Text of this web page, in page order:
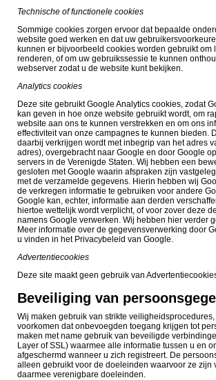
Technische of functionele cookies
Sommige cookies zorgen ervoor dat bepaalde
website goed werken en dat uw
kunnen er bijvoorbeeld cookies worden gebruikt om
renderen, of om uw gebruikssessie te kunnen
webserver zodat u de website kunt bekijken.
Analytics cookies
Deze site gebruikt Google Analytics cookies, zodat
kan geven in hoe onze website gebruikt wordt, om
website aan ons te kunnen verstrekken en om ons
effectiviteit van onze campagnes te kunnen bieden.
daarbij verkrijgen wordt met inbegrip van het adres
adres), overgebracht naar Google en door Google
servers in de Verenigde Staten. Wij hebben een
gesloten met Google waarin afspraken zijn
met de verzamelde gegevens. Hierin hebben wij
de verkregen informatie te gebruiken voor andere
Google kan, echter, informatie aan derden
hiertoe wettelijk wordt verplicht, of voor zover deze
namens Google verwerken. Wij hebben hier verder
Meer informatie over de gegevensverwerking door
u vinden in het Privacybeleid van Google.
Advertentiecookies
Deze site maakt geen gebruik van
Beveiliging van
Wij maken gebruik van strikte
voorkomen dat onbevoegden toegang krijgen tot
maken met name gebruik van beveiligde
Layer of SSL) waarmee alle informatie tussen u en
afgeschermd wanneer u zich registreert. De
alleen gebruikt voor de doeleinden waarvoor ze zijn
daarmee verenigbare doeleinden.